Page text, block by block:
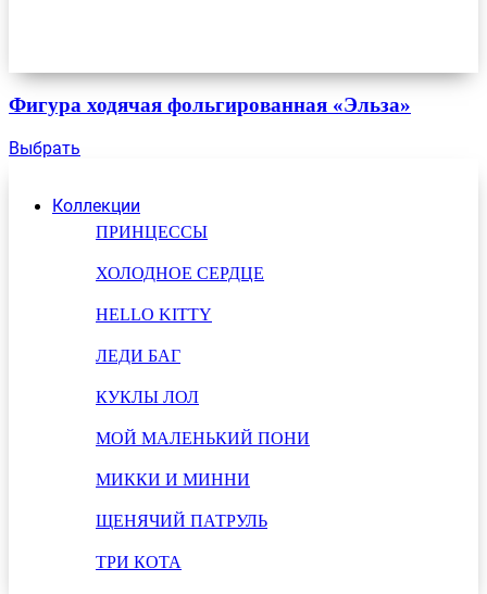
Коллекции
ПРИНЦЕССЫ
ХОЛОДНОЕ СЕРДЦЕ
HELLO KITTY
ЛЕДИ БАГ
КУКЛЫ ЛОЛ
МОЙ МАЛЕНЬКИЙ ПОНИ
МИККИ И МИННИ
ЩЕНЯЧИЙ ПАТРУЛЬ
ТРИ КОТА
Фигура ходячая фольгированная «Эльза»
Выбрать